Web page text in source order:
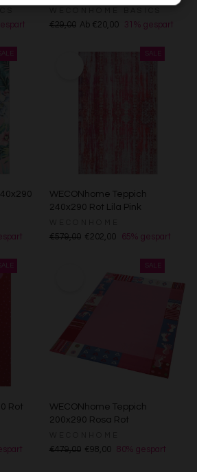
€29,00 Ab €20,00 31% gespart
WECONhome Teppich
240x290 Rot Lila Pink
€579,00 €202,00 65% gespart
Rot
WECONhome Teppich
200x290 Rosa Rot
€479,00 €98,00 80% gespart
anderer Geräte). Ihre
widerrufen, indem Sie auf den
Anpassungen vornehmen.
Profilen zur Auswahl personalisierter
von Inhalten
Daten aus verschiedenen Quellen
Standortdaten
zur Identifikation aktiv abfragen